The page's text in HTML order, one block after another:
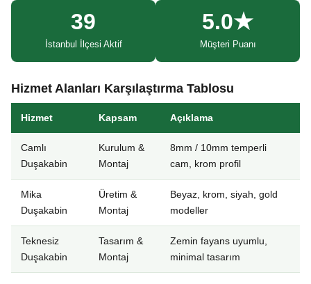
39
İstanbul İlçesi Aktif
5.0★
Müşteri Puanı
Hizmet Alanları Karşılaştırma Tablosu
Hizmet Kapsam Açıklama
Camlı
Duşakabin
Kurulum &
Montaj
8mm / 10mm temperli
cam, krom profil
Mika
Duşakabin
Üretim &
Montaj
Beyaz, krom, siyah, gold
modeller
Teknesiz
Duşakabin
Tasarım &
Montaj
Zemin fayans uyumlu,
minimal tasarım